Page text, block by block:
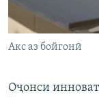
Акс аз бойгонӣ
Оҷонси